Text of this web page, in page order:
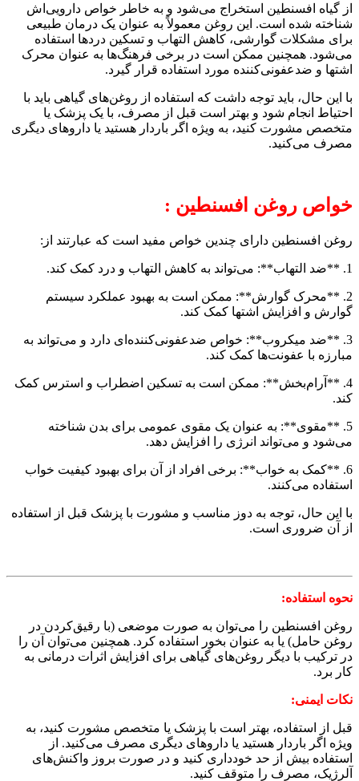
از گیاه افسنطین استخراج می‌شود و به خاطر خواص دارویی‌اش
شناخته شده است. این روغن معمولاً به عنوان یک درمان طبیعی
برای مشکلات گوارشی، کاهش التهاب و تسکین دردها استفاده
می‌شود. همچنین ممکن است در برخی فرهنگ‌ها به عنوان محرک
اشتها و ضدعفونی‌کننده مورد استفاده قرار گیرد.
با این حال، باید توجه داشت که استفاده از روغن‌های گیاهی باید با
احتیاط انجام شود و بهتر است قبل از مصرف، با یک پزشک یا
متخصص مشورت کنید، به ویژه اگر باردار هستید یا داروهای دیگری
مصرف می‌کنید.
خواص روغن افسنطین :
روغن افسنطین دارای چندین خواص مفید است که عبارتند از:
1. **ضد التهاب**: می‌تواند به کاهش التهاب و درد کمک کند.
2. **محرک گوارش**: ممکن است به بهبود عملکرد سیستم
گوارش و افزایش اشتها کمک کند.
3. **ضد میکروب**: خواص ضدعفونی‌کننده‌ای دارد و می‌تواند به
مبارزه با عفونت‌ها کمک کند.
4. **آرام‌بخش**: ممکن است به تسکین اضطراب و استرس کمک
کند.
5. **مقوی**: به عنوان یک مقوی عمومی برای بدن شناخته
می‌شود و می‌تواند انرژی را افزایش دهد.
6. **کمک به خواب**: برخی افراد از آن برای بهبود کیفیت خواب
استفاده می‌کنند.
با این حال، توجه به دوز مناسب و مشورت با پزشک قبل از استفاده
از آن ضروری است.
نحوه استفاده:
روغن افسنطین را می‌توان به صورت موضعی (با رقیق‌کردن در
روغن حامل) یا به عنوان بخور استفاده کرد. همچنین می‌توان آن را
در ترکیب با دیگر روغن‌های گیاهی برای افزایش اثرات درمانی به
کار برد.
نکات ایمنی:
قبل از استفاده، بهتر است با پزشک یا متخصص مشورت کنید، به
ویژه اگر باردار هستید یا داروهای دیگری مصرف می‌کنید. از
استفاده بیش از حد خودداری کنید و در صورت بروز واکنش‌های
آلرژیک، مصرف را متوقف کنید.